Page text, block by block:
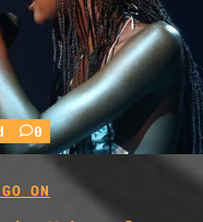
0
ON